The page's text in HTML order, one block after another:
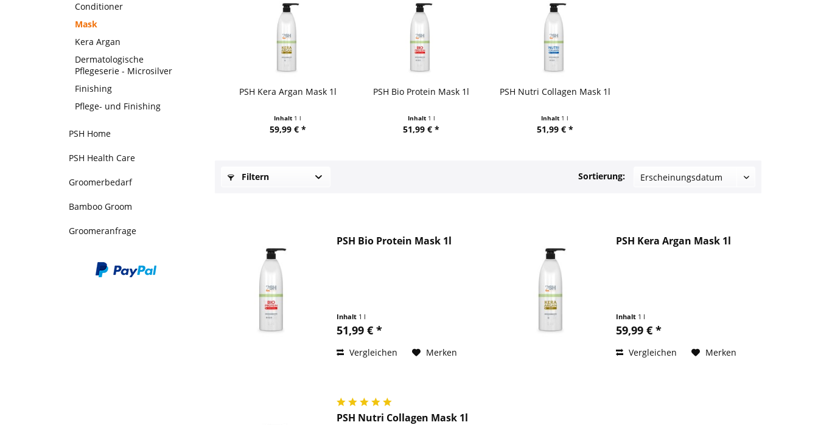
Conditioner
Mask
Kera Argan
Dermatologische
Pflegeserie - Microsilver
Finishing
Pflege- und Finishing
PSH Home
PSH Health Care
Groomerbedarf
Bamboo Groom
Groomeranfrage
PSH Kera Argan Mask 1l
Inhalt 1 l
59,99 € *
PSH Bio Protein Mask 1l
Inhalt 1 l
51,99 € *
PSH Nutri Collagen Mask 1l
Inhalt 1 l
51,99 € *
Filtern Sortierung:
PSH Bio Protein Mask 1l
Inhalt 1 l
51,99 € *
Vergleichen Merken
PSH Kera Argan Mask 1l
Inhalt 1 l
59,99 € *
Vergleichen Merken
PSH Nutri Collagen Mask 1l